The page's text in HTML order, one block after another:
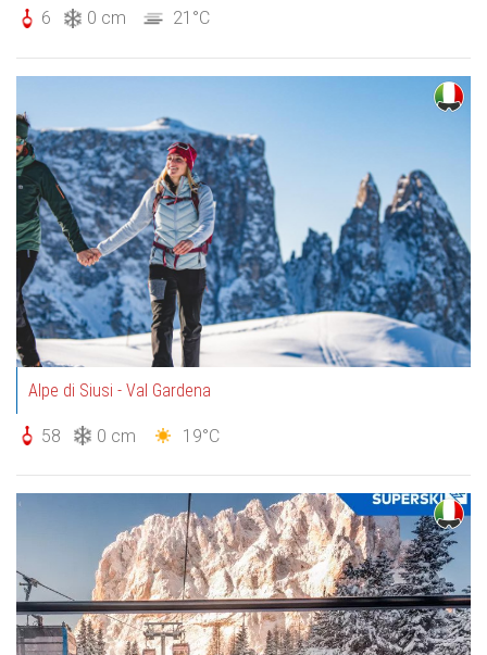
6 0 cm 21°C
Alpe di Siusi - Val Gardena
58 0 cm 19°C